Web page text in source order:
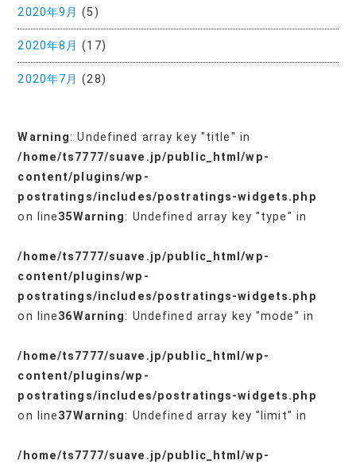
2020年9月 (5)
2020年8月 (17)
2020年7月 (28)
Warning: Undefined array key "title" in
/home/ts7777/suave.jp/public_html/wp-
content/plugins/wp-
postratings/includes/postratings-widgets.php
on line35Warning: Undefined array key "type" in
/home/ts7777/suave.jp/public_html/wp-
content/plugins/wp-
postratings/includes/postratings-widgets.php
on line36Warning: Undefined array key "mode" in
/home/ts7777/suave.jp/public_html/wp-
content/plugins/wp-
postratings/includes/postratings-widgets.php
on line37Warning: Undefined array key "limit" in
/home/ts7777/suave.jp/public_html/wp-